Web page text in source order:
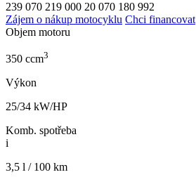
239 070 219 000 20 070 180 992
Zájem o nákup motocyklu Chci financovat
Objem motoru
350 ccm3
Výkon
25/34 kW/HP
Komb. spotřeba
i
3,5 l / 100 km